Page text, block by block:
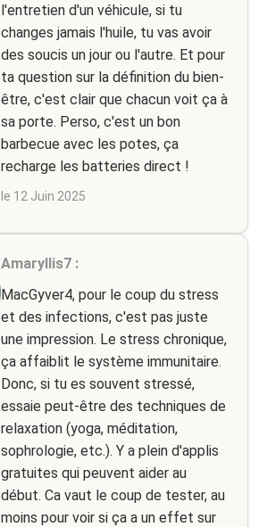
l'entretien d'un véhicule, si tu
changes jamais l'huile, tu vas avoir
des soucis un jour ou l'autre. Et pour
ta question sur la définition du bien-
être, c'est clair que chacun voit ça à
sa porte. Perso, c'est un bon
barbecue avec les potes, ça
recharge les batteries direct !
le 12 Juin 2025
Amaryllis7 :
MacGyver4, pour le coup du stress
et des infections, c'est pas juste
une impression. Le stress chronique,
ça affaiblit le système immunitaire.
Donc, si tu es souvent stressé,
essaie peut-être des techniques de
relaxation (yoga, méditation,
sophrologie, etc.). Y a plein d'applis
gratuites qui peuvent aider au
début. Ca vaut le coup de tester, au
moins pour voir si ça a un effet sur